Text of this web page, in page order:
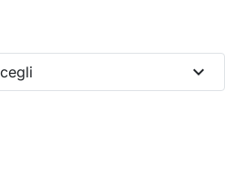
expand_more